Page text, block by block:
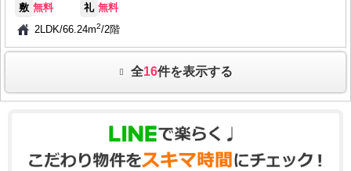
敷 無料 礼 無料
2LDK/66.24m2/2階
全16件を表示する